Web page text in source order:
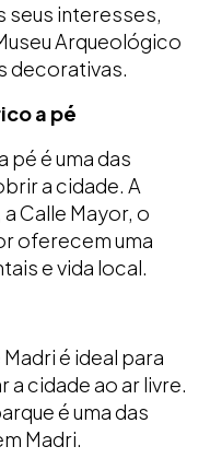
seus interesses,
Arqueológico
decorativas.
a pé
pé é uma das
a cidade. A
Calle Mayor, o
oferecem uma
e vida local.
é ideal para
a cidade ao ar livre.
é uma das
Madri.